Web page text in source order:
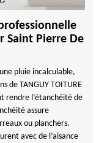
professionnelle
Saint Pierre De
pluie incalculable,
de TANGUY TOITURE
rendre l’étanchéité de
assure
ou planchers.
avec de l’aisance